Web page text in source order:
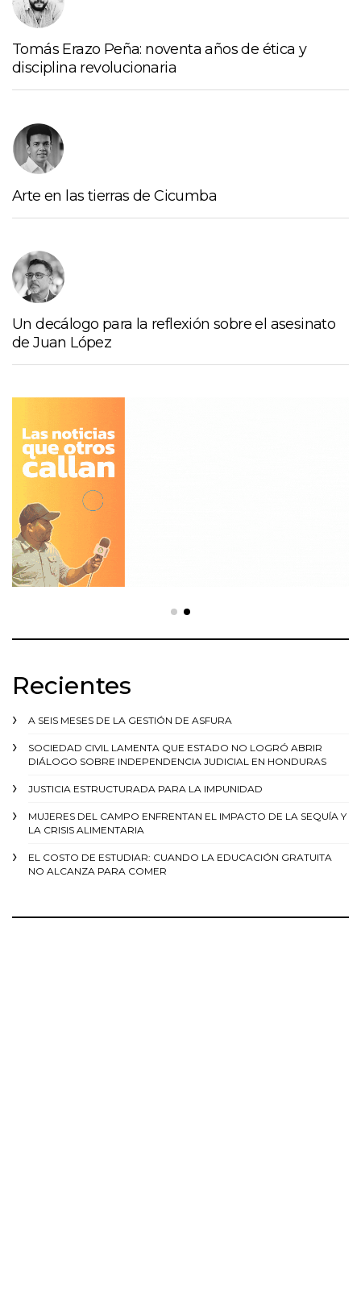
Tomás Erazo Peña: noventa años de ética y
disciplina revolucionaria
Arte en las tierras de Cicumba
Un decálogo para la reflexión sobre el asesinato
de Juan López
Recientes
A SEIS MESES DE LA GESTIÓN DE ASFURA
SOCIEDAD CIVIL LAMENTA QUE ESTADO NO LOGRÓ ABRIR
DIÁLOGO SOBRE INDEPENDENCIA JUDICIAL EN HONDURAS
JUSTICIA ESTRUCTURADA PARA LA IMPUNIDAD
MUJERES DEL CAMPO ENFRENTAN EL IMPACTO DE LA SEQUÍA Y
LA CRISIS ALIMENTARIA
EL COSTO DE ESTUDIAR: CUANDO LA EDUCACIÓN GRATUITA
NO ALCANZA PARA COMER